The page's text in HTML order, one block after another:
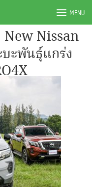
MENU
New Nissan
ะพันธุ์แกร่ง